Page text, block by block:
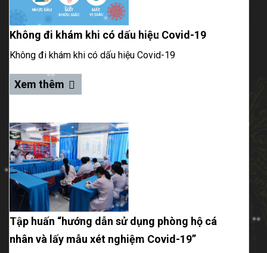
Không đi khám khi có dấu hiệu Covid-19
Không đi khám khi có dấu hiệu Covid-19
Xem thêm
Tập huấn “hướng dẫn sử dụng phòng hộ cá
nhân và lấy mẫu xét nghiệm Covid-19”